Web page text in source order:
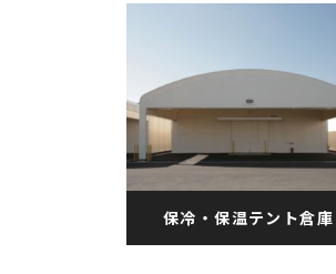
保冷・保温テント倉庫